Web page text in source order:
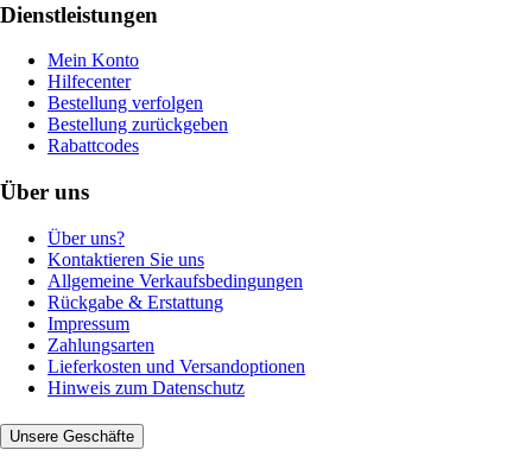
Dienstleistungen
Mein Konto
Hilfecenter
Bestellung verfolgen
Bestellung zurückgeben
Rabattcodes
Über uns
Über uns?
Kontaktieren Sie uns
Allgemeine Verkaufsbedingungen
Rückgabe & Erstattung
Impressum
Zahlungsarten
Lieferkosten und Versandoptionen
Hinweis zum Datenschutz
Unsere Geschäfte